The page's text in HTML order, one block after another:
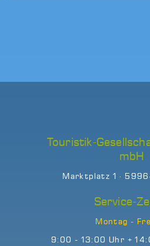
Touristik-
mbH
Marktplatz 1 ·
Service-
Montag -
9:00 - 13:00 Uhr +